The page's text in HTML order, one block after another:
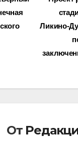
Ликино-
От